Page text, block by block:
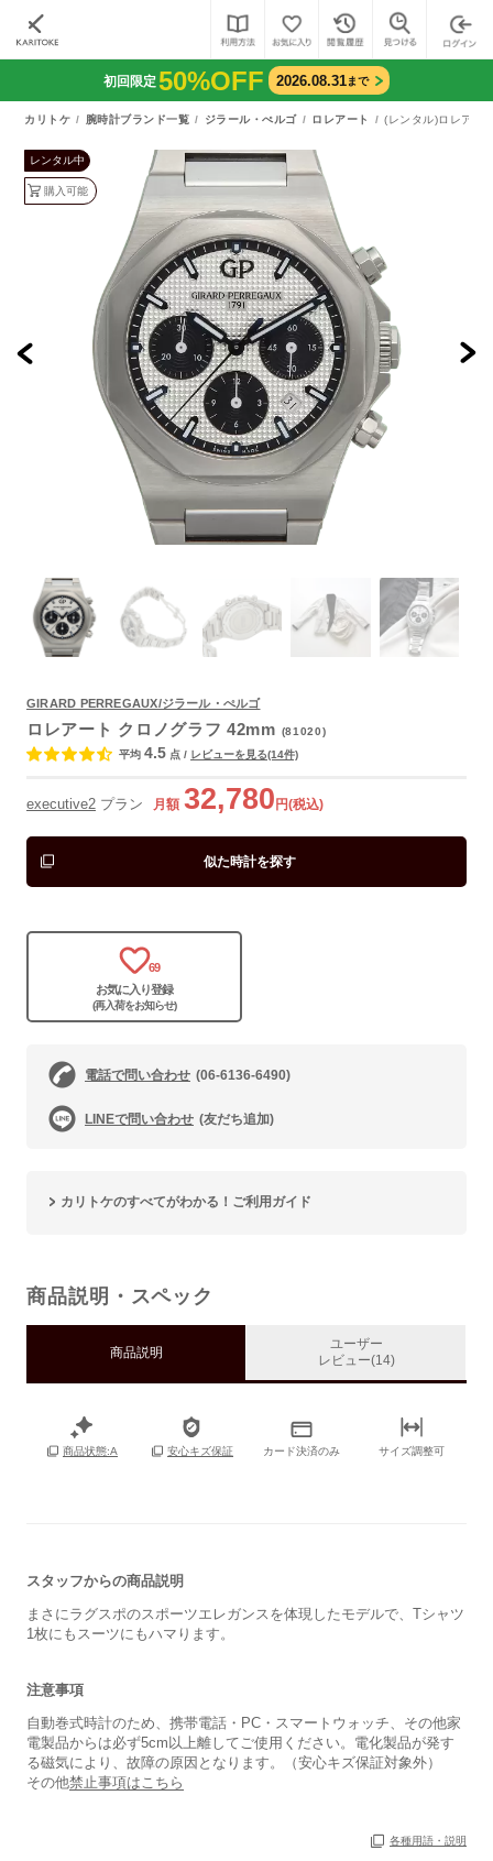
初回限定50%OFF 2026.08.31まで
カリトケ 腕時計ブランド一覧 ジラール・ぺルゴ ロレアート (レンタル)ロレアー
レンタル中
購入可能
GIRARD PERREGAUX/ジラール・ぺルゴ
ロレアート クロノグラフ 42mm (81020)
平均 4.5 点 / レビューを見る(14件)
executive2 プラン 月額 32,780 円(税込)
似た時計を探す
69
お気に入り登録
(再入荷をお知らせ)
電話で問い合わせ (06-6136-6490)
LINEで問い合わせ (友だち追加)
カリトケのすべてがわかる！ご利用ガイド
商品説明・スペック
商品説明
ユーザー
レビュー(14)
商品状態:A 安心キズ保証 カード決済のみ サイズ調整可
スタッフからの商品説明
まさにラグスポのスポーツエレガンスを体現したモデルで、Tシャツ
1枚にもスーツにもハマります。
注意事項
自動巻式時計のため、携帯電話・PC・スマートウォッチ、その他家
電製品からは必ず5cm以上離してご使用ください。電化製品が発す
る磁気により、故障の原因となります。（安心キズ保証対象外）
その他禁止事項はこちら
各種用語・説明
あり
よくあるご質問